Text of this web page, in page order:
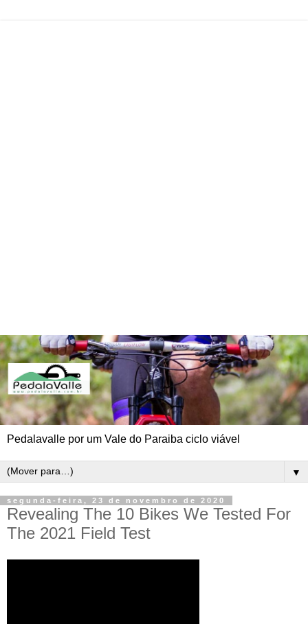
Pedalavalle por um Vale do Paraiba ciclo viável
▼
segunda-feira, 23 de novembro de 2020
Revealing The 10 Bikes We Tested For
The 2021 Field Test